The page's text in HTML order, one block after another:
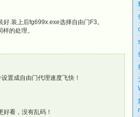
.装上后fg699x.exe选择自由门F3。
的处理。
置成自由门代理速度飞快！
看，没有乱码！